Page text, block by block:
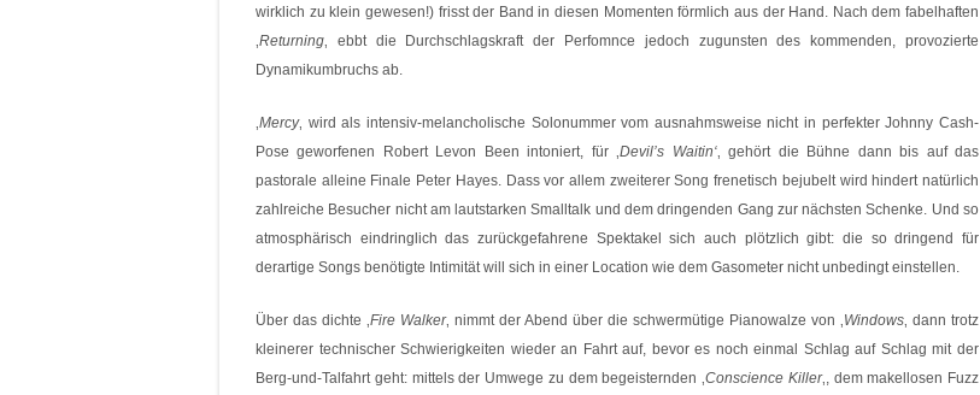
wirklich zu klein gewesen!) frisst der Band in diesen Momenten förmlich aus der Hand. Nach dem fabelhaften
‚Returning‚ ebbt die Durchschlagskraft der Perfomnce jedoch zugunsten des kommenden, provozierte
Dynamikumbruchs ab.
‚Mercy‚ wird als intensiv-melancholische Solonummer vom ausnahmsweise nicht in perfekter Johnny Cash-
Pose geworfenen Robert Levon Been intoniert, für ‚Devil’s Waitin‘‚ gehört die Bühne dann bis auf das
pastorale alleine Finale Peter Hayes. Dass vor allem zweiterer Song frenetisch bejubelt wird hindert natürlich
zahlreiche Besucher nicht am lautstarken Smalltalk und dem dringenden Gang zur nächsten Schenke. Und so
atmosphärisch eindringlich das zurückgefahrene Spektakel sich auch plötzlich gibt: die so dringend für
derartige Songs benötigte Intimität will sich in einer Location wie dem Gasometer nicht unbedingt einstellen.
Über das dichte ‚Fire Walker‚ nimmt der Abend über die schwermütige Pianowalze von ‚Windows‚ dann trotz
kleinerer technischer Schwierigkeiten wieder an Fahrt auf, bevor es noch einmal Schlag auf Schlag mit der
Berg-und-Talfahrt geht: mittels der Umwege zu dem begeisternden ‚Conscience Killer‚, dem makellosen Fuzz